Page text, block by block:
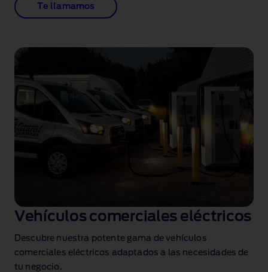
Te llamamos
Vehículos comerciales eléctricos
Descubre nuestra potente gama de vehículos
comerciales eléctricos adaptados a las necesidades de
tu negocio.